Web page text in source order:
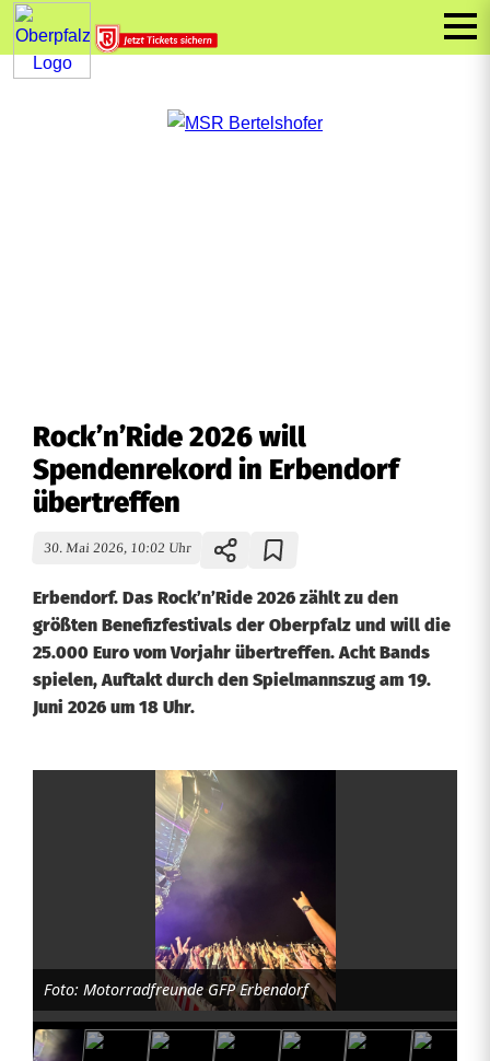
Rock’n’Ride 2026 will
Spendenrekord in Erbendorf
übertreffen
30. Mai 2026, 10:02 Uhr
Erbendorf. Das Rock’n’Ride 2026 zählt zu den
größten Benefizfestivals der Oberpfalz und will die
25.000 Euro vom Vorjahr übertreffen. Acht Bands
spielen, Auftakt durch den Spielmannszug am 19.
Juni 2026 um 18 Uhr.
n
’
Foto: Motorradfreunde GFP Erbendorf